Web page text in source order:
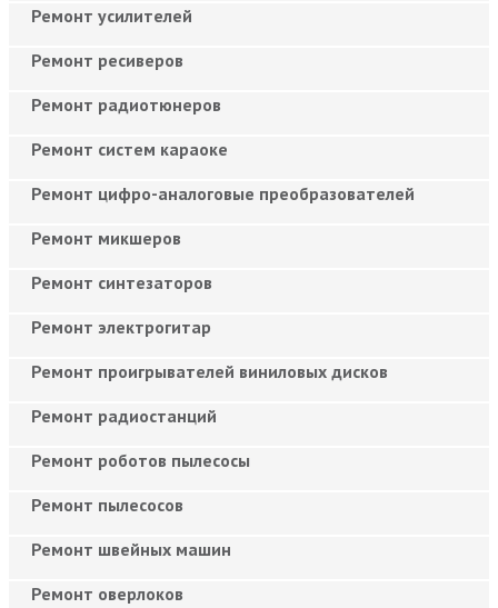
Ремонт усилителей
Ремонт ресиверов
Ремонт радиотюнеров
Ремонт систем караоке
Ремонт цифро-аналоговые преобразователей
Ремонт микшеров
Ремонт синтезаторов
Ремонт электрогитар
Ремонт проигрывателей виниловых дисков
Ремонт радиостанций
Ремонт роботов пылесосы
Ремонт пылесосов
Ремонт швейных машин
Ремонт оверлоков